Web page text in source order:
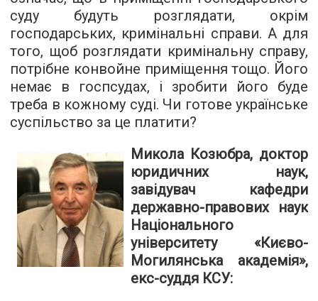
суду будуть розглядати, окрім
господарських, кримінальні справи. А для
того, щоб розглядати кримінальну справу,
потрібне конвойне приміщення тощо. Його
немає в госпсудах, і зробити його буде
треба в кожному суді. Чи готове українське
суспільство за це платити?
Микола Козюбра, доктор
юридичних наук,
завідувач кафедри
державно-правових наук
Національного
університету «Києво-
Могилянська академія»,
екс-суддя КСУ: